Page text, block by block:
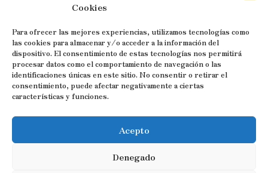
Cookies
Para ofrecer las mejores experiencias, utilizamos tecnologías como
las cookies para almacenar y/o acceder a la información del
dispositivo. El consentimiento de estas tecnologías nos permitirá
procesar datos como el comportamiento de navegación o las
identificaciones únicas en este sitio. No consentir o retirar el
consentimiento, puede afectar negativamente a ciertas
características y funciones.
Acepto
Denegado
Visitas guiadas y Free Tours por
Trujillo
Contacto:
C. Zurradores, 7, 10200 Trujillo, Cáceres